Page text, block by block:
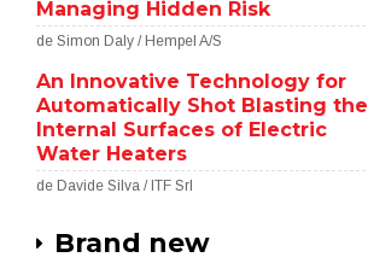
Managing Hidden Risk
de Simon Daly / Hempel A/S
An Innovative Technology for
Automatically Shot Blasting the
Internal Surfaces of Electric
Water Heaters
de Davide Silva / ITF Srl
Brand new